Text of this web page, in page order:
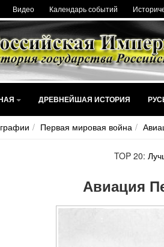
Видео Календарь событий
ДРЕВНЕЙШАЯ ИСТОРИЯ
Первая мировая война
TOP 20:
Авиация